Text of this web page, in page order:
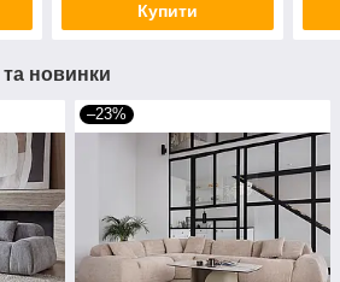
Купити
та новинки
–23%